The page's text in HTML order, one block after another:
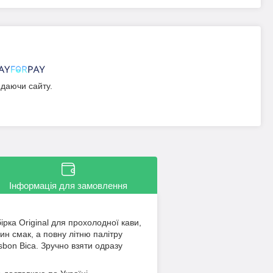
сайту.
Інформація для замовлення
Original для прохолодної кави,
смак, а повну літню палітру
Bica. Зручно взяти одразу